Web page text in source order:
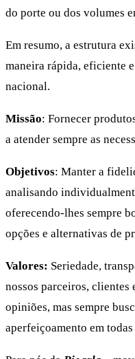
do porte ou dos volumes
Em resumo, a estrutura
maneira rápida, eficiente
nacional.
Missão: Fornecer
a atender sempre as
Objetivos: Manter a
analisando
oferecendo-lhes sempre
opções e alternativas de
Valores: Seriedade,
nossos parceiros, clientes
opiniões, mas sempre
aperfeiçoamento em